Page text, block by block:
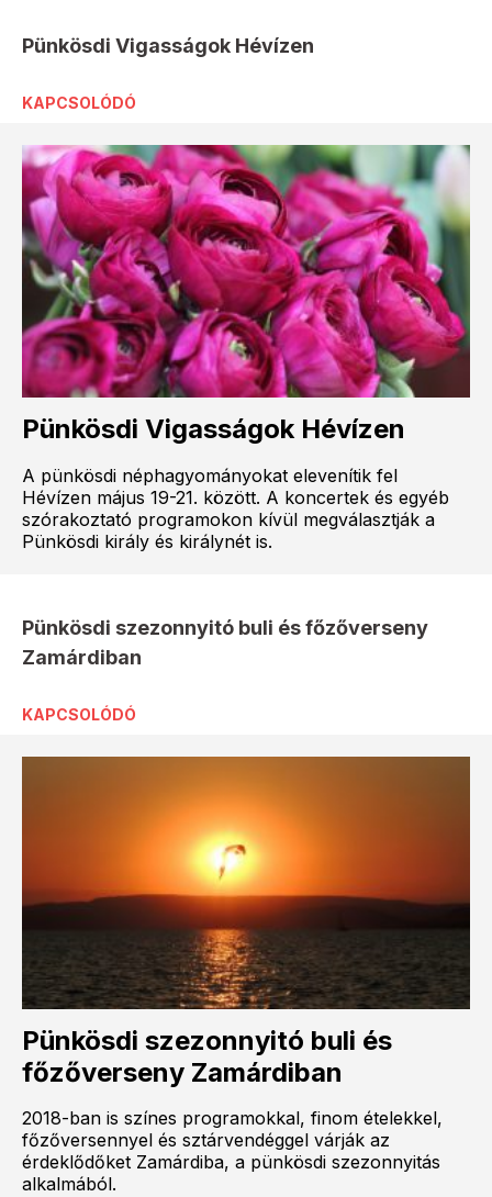
Pünkösdi Vigasságok Hévízen
KAPCSOLÓDÓ
Pünkösdi Vigasságok Hévízen
A pünkösdi néphagyományokat elevenítik fel
Hévízen május 19-21. között. A koncertek és egyéb
szórakoztató programokon kívül megválasztják a
Pünkösdi király és királynét is.
Pünkösdi szezonnyitó buli és főzőverseny
Zamárdiban
KAPCSOLÓDÓ
Pünkösdi szezonnyitó buli és
főzőverseny Zamárdiban
2018-ban is színes programokkal, finom ételekkel,
főzőversennyel és sztárvendéggel várják az
érdeklődőket Zamárdiba, a pünkösdi szezonnyitás
alkalmából.